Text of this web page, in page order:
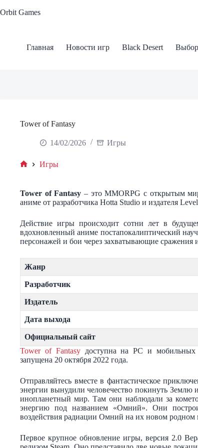
to
Orbit Games
Главная Новости игр Black Desert
Tower of Fantasy
14/02/2026 Игры
Игры
Tower of Fantasy – это MMORPG с открытым
аниме от разработчика Hotta Studio и издателя
Действие игры происходит сотни лет в
вдохновленный аниме постапокалиптический
персонажей и бои через захватывающие сражения
Жанр
Разработчик
Издатель
Дата выхода
Официальный сайт
Tower of Fantasyдоступна на PC и мобильных
запущена 20 октября 2022 года.
Отправляйтесь вместе в фантастическое
энергии вынудили человечество покинуть
инопланетный мир. Там они наблюдали за
энергию под названием «Омний». Они
воздействия радиации Омний на их новом родном
Первое крупное обновление игры, версия 2.0